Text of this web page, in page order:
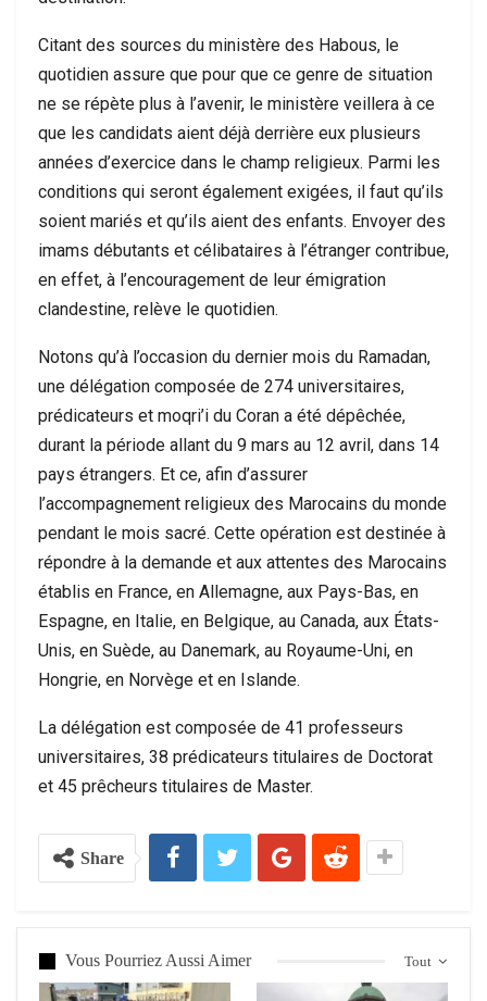
Citant des sources du ministère des Habous, le
quotidien assure que pour que ce genre de situation
ne se répète plus à l’avenir, le ministère veillera à ce
que les candidats aient déjà derrière eux plusieurs
années d’exercice dans le champ religieux. Parmi les
conditions qui seront également exigées, il faut qu’ils
soient mariés et qu’ils aient des enfants. Envoyer des
imams débutants et célibataires à l’étranger contribue,
en effet, à l’encouragement de leur émigration
clandestine, relève le quotidien.
Notons qu’à l’occasion du dernier mois du Ramadan,
une délégation composée de 274 universitaires,
prédicateurs et moqri’i du Coran a été dépêchée,
durant la période allant du 9 mars au 12 avril, dans 14
pays étrangers. Et ce, afin d’assurer
l’accompagnement religieux des Marocains du monde
pendant le mois sacré. Cette opération est destinée à
répondre à la demande et aux attentes des Marocains
établis en France, en Allemagne, aux Pays-Bas, en
Espagne, en Italie, en Belgique, au Canada, aux États-
Unis, en Suède, au Danemark, au Royaume-Uni, en
Hongrie, en Norvège et en Islande.
La délégation est composée de 41 professeurs
universitaires, 38 prédicateurs titulaires de Doctorat
et 45 prêcheurs titulaires de Master.
Share
Tout
Vous Pourriez Aussi Aimer